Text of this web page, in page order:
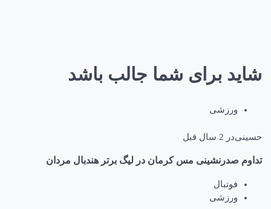
شاید برای شما جالب باشد
ورزشی
حسینیدر 2 سال قبل
تداوم صدرنشینی مس کرمان در لیگ برتر هندبال مردان
فوتبال
ورزشی